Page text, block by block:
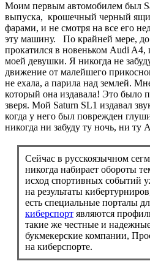
Моим первым автомобилем был
выпуска, крошечный черный
фарами, и не смотря на все его
эту машину. По крайней мере, до
прокатился в новеньком Audi
моей девушки. Я никогда не
движение от малейшего
не ехала, а парила над землей.
который она издавала! Это было
зверя. Мой Saturn SL1 издавал
когда у него был поврежден
никогда ни забуду ту ночь, ни ту
Сейчас в русскоязычном
никогда набирает обороты
исход спортивных событий
на результаты
есть специальные порталы
киберспорт являются
такие же честные и
букмекерские компании,
на киберспорте.